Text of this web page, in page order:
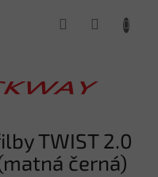
TWIST 2.0
černá)